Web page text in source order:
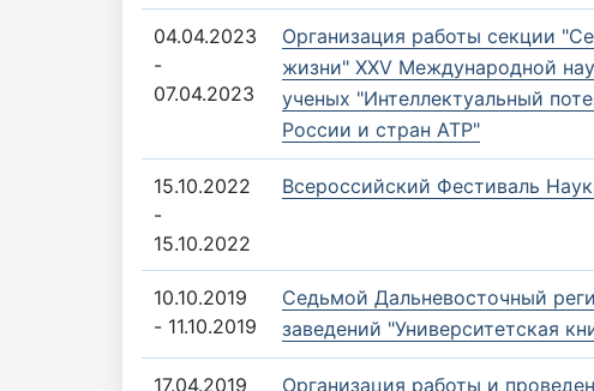
04.04.2023
-
07.04.2023
Организация работы секции
жизни" XXV Международной
ученых "Интеллектуальный
России и стран АТР"
15.10.2022
-
15.10.2022
Всероссийский Фестиваль
10.10.2019
- 11.10.2019
Седьмой Дальневосточный
заведений "Университетская
17.04.2019 Организация работы и